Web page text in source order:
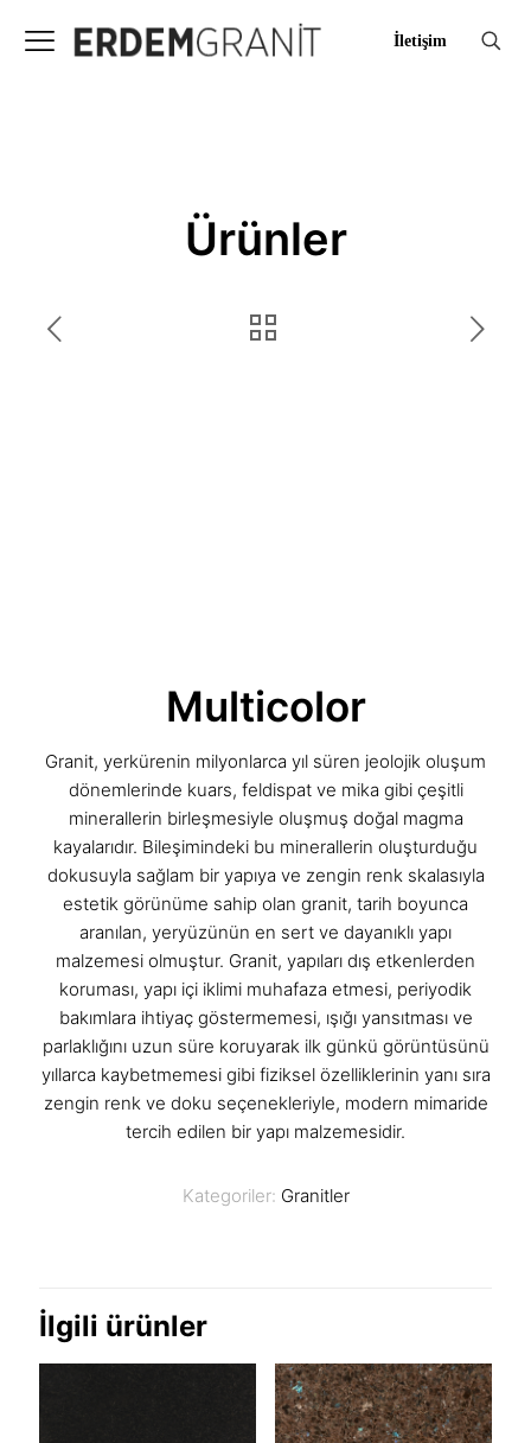
İletişim
Ürünler
Multicolor
Granit, yerkürenin milyonlarca yıl süren jeolojik oluşum
dönemlerinde kuars, feldispat ve mika gibi çeşitli
minerallerin birleşmesiyle oluşmuş doğal magma
kayalarıdır. Bileşimindeki bu minerallerin oluşturduğu
dokusuyla sağlam bir yapıya ve zengin renk skalasıyla
estetik görünüme sahip olan granit, tarih boyunca
aranılan, yeryüzünün en sert ve dayanıklı yapı
malzemesi olmuştur. Granit, yapıları dış etkenlerden
koruması, yapı içi iklimi muhafaza etmesi, periyodik
bakımlara ihtiyaç göstermemesi, ışığı yansıtması ve
parlaklığını uzun süre koruyarak ilk günkü görüntüsünü
yıllarca kaybetmemesi gibi fiziksel özelliklerinin yanı sıra
zengin renk ve doku seçenekleriyle, modern mimaride
tercih edilen bir yapı malzemesidir.
Kategoriler: Granitler
İlgili ürünler